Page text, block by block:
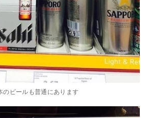
のビールも普通にあります